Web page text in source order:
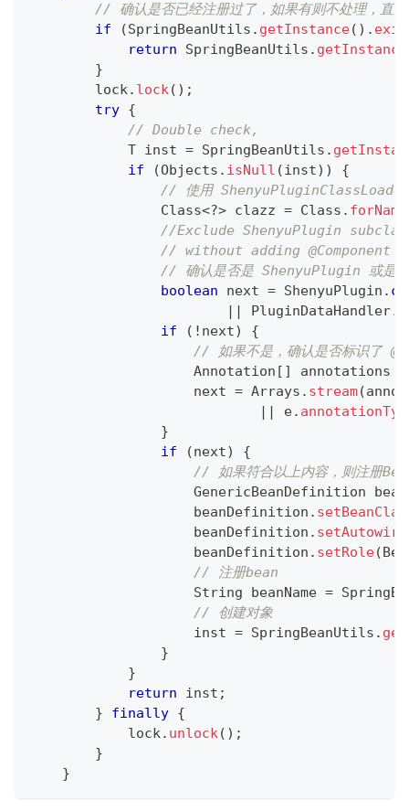
// 确认是否已经注册过了，如果有则不处理，直
if
(SpringBeanUtils . getInstance( ) .
return
SpringBeanUtils . getInstance
}
        lock
. lock( ) ;
try {
// Double check,
T inst = SpringBeanUtils .
if
(Objects . isNull (inst) )
{
// 使用 ShenyuPluginClassLoader
Class<?> clazz = Class . forName
//Exclude ShenyuPlugin
// without adding @Component
// 确认是否是 ShenyuPlugin 或是
boolean next = ShenyuPlugin .
PluginDataHandler.
if
( ! next)
{
// 如果不是，确认是否标识了
Annotation [ ] annotations
                    next
= Arrays . stream(
e.
}
if
(next)
{
// 如果符合以上内容，则注册
GenericBeanDefinition
                    beanDefinition
.
                    beanDefinition
.
                    beanDefinition
. setRole(
// 注册bean
String beanName =
// 创建对象
                    inst
= SpringBeanUtils .
}
}
return inst ;
}
finally {
            lock
. unlock( ) ;
}
}